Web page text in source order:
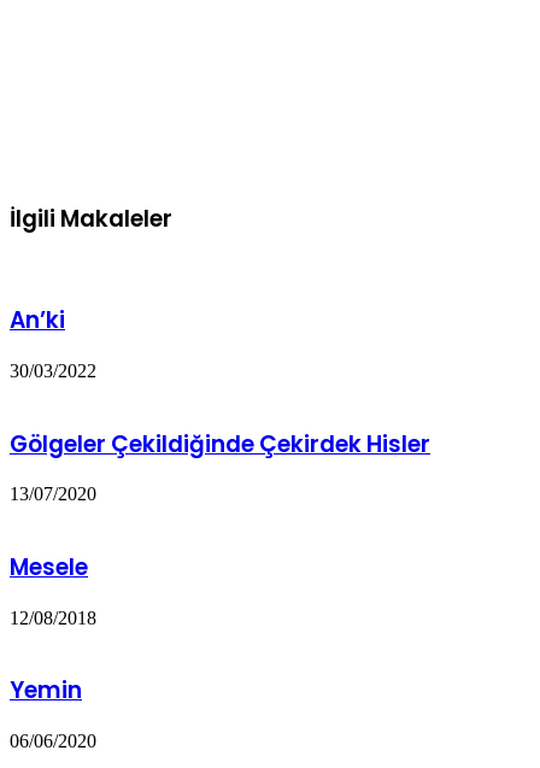
İlgili Makaleler
An’ki
30/03/2022
Gölgeler Çekildiğinde Çekirdek Hisler
13/07/2020
Mesele
12/08/2018
Yemin
06/06/2020